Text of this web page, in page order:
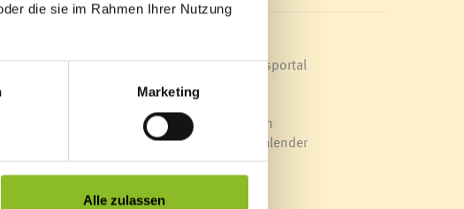
die sie im Rahmen Ihrer Nutzung
Marketing
Alle zulassen
und zur
Der Fokus
rechtliche
ausschließlich
Die
Regio-
Veröffentlichungsportal
Blackout
Ortsplan
Bürgermeldungen
Veranstaltungskalender
Mediathek
News Archiv